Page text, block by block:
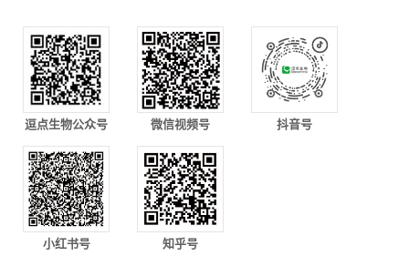
逗点生物公众号 微信视频号 抖音号
小红书号 知乎号